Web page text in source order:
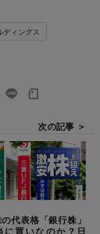
ディングス
次の記事 ＞
代表格「銀行株」
に買いなのか？日